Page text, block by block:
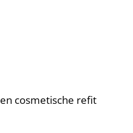
cosmetische refit